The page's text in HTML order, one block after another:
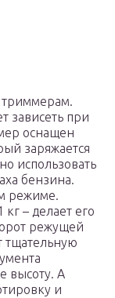
триммерам.
зависеть при
оснащен
заряжается
использовать
бензина.
режиме.
– делает его
режущей
тщательную
высоту. А
и